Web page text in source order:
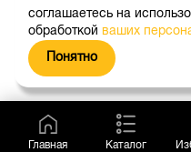
соглашаетесь на
обработкой ваших
Понятно
Главная Каталог